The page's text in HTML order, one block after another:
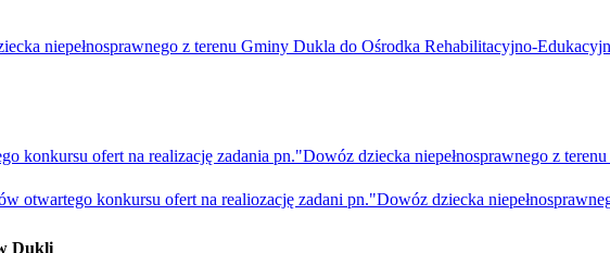
niepełnosprawnego z terenu Gminy Dukla do Ośrodka Rehabilitacyjno-
konkursu ofert na realizację zadania pn."Dowóz dziecka niepełnosprawnego z
otwartego konkursu ofert na realiozację zadani pn."Dowóz dziecka
Dukli